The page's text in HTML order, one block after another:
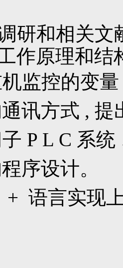
研和相关
作原理和结
监控的变
讯方式 ,
P L C 系
序设计。
+ 语言实现